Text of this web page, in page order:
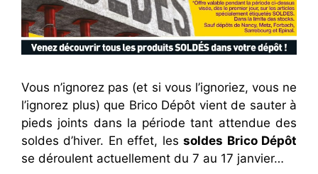
Vous n’ignorez pas (et si vous l’ignoriez, vous ne
l’ignorez plus) que Brico Dépôt vient de sauter à
pieds joints dans la période tant attendue des
soldes d’hiver. En effet, lessoldes Brico Dépôt
se déroulent actuellement du 7 au 17 janvier…